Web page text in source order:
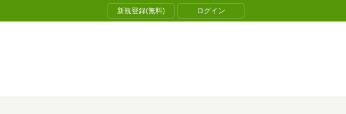
新規登録(無料) ログイン